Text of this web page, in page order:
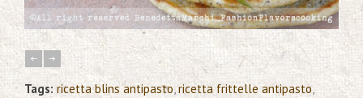
Tags: ricetta blins antipasto, ricetta frittelle antipasto